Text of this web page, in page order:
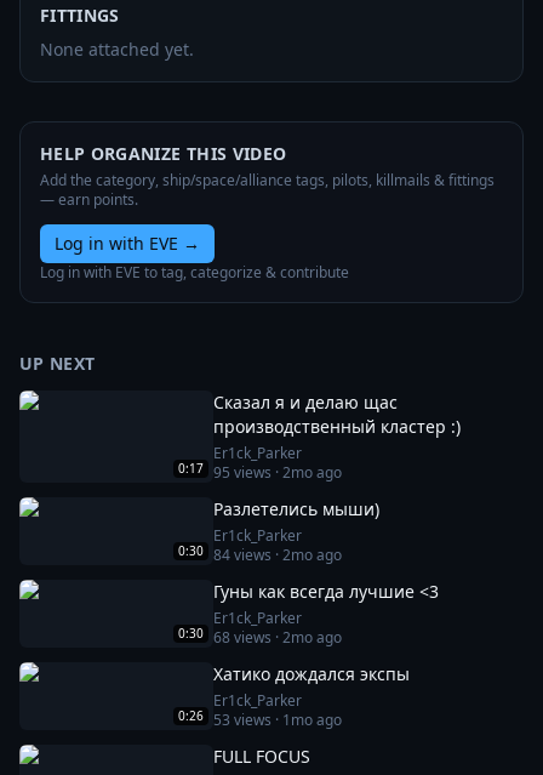
FITTINGS
None attached yet.
HELP ORGANIZE THIS VIDEO
Add the category, ship/space/alliance tags, pilots, killmails & fittings
— earn points.
Log in with EVE →
Log in with EVE to tag, categorize & contribute
UP NEXT
0:17
Сказал я и делаю щас
производственный кластер :)
Er1ck_Parker
95 views ·2mo ago
0:30
Разлетелись мыши)
Er1ck_Parker
84views ·2mo ago
0:30
Гуны как всегда лучшие <3
Er1ck_Parker
68views ·2mo ago
0:26
Хатико дождался экспы
Er1ck_Parker
53 views · 1mo ago
FULL FOCUS